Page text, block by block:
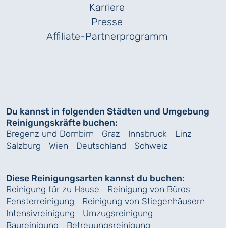
Karriere
Presse
Affiliate-Partnerprogramm
Du kannst in folgenden Städten und Umgebung
Reinigungskräfte buchen:
Bregenz und Dornbirn
Graz Innsbruck
Linz
Salzburg
Wien Deutschland Schweiz
Diese Reinigungsarten kannst du buchen:
Reinigung für zu Hause
Reinigung von Büros
Fensterreinigung
Reinigung von Stiegenhäusern
Intensivreinigung
Umzugsreinigung
Baureinigung
Betreuungsreinigung